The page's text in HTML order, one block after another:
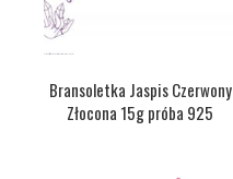
Bransoletka Jaspis Czerwony
Złocona 15g próba 925